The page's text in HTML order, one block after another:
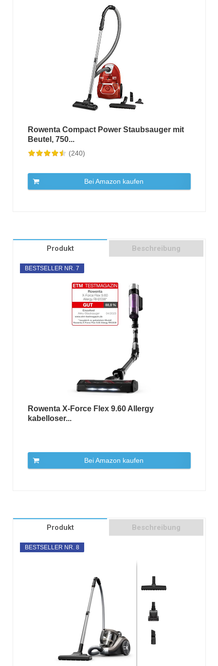
Rowenta Compact Power Staubsauger mit
Beutel, 750...
(240)
Bei Amazon kaufen
Produkt Beschreibung
BESTSELLER NR. 7
Rowenta X-Force Flex 9.60 Allergy
kabelloser...
Bei Amazon kaufen
Produkt Beschreibung
BESTSELLER NR. 8